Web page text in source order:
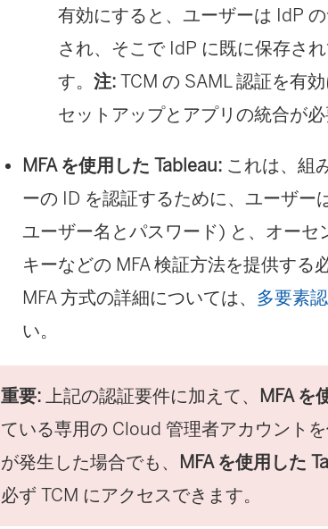
有効にすると、ユーザーは IdP
され、そこで IdP に既に保存さ
す。注: TCM の SAML 認証を有
セットアップとアプリの統合が必
MFA を使用した Tableau: これは、組
ーの ID を認証するために、ユーザー
ユーザー名とパスワード) と、オーセ
キーなどの MFA 検証方法を提供する
MFA 方式の詳細については、 多要素
い。
重要: 上記の認証要件に加えて、 MFA を
ている専用の Cloud 管理者アカウント
が発生した場合でも、 MFA を使用した
必ず TCM にアクセスできます。